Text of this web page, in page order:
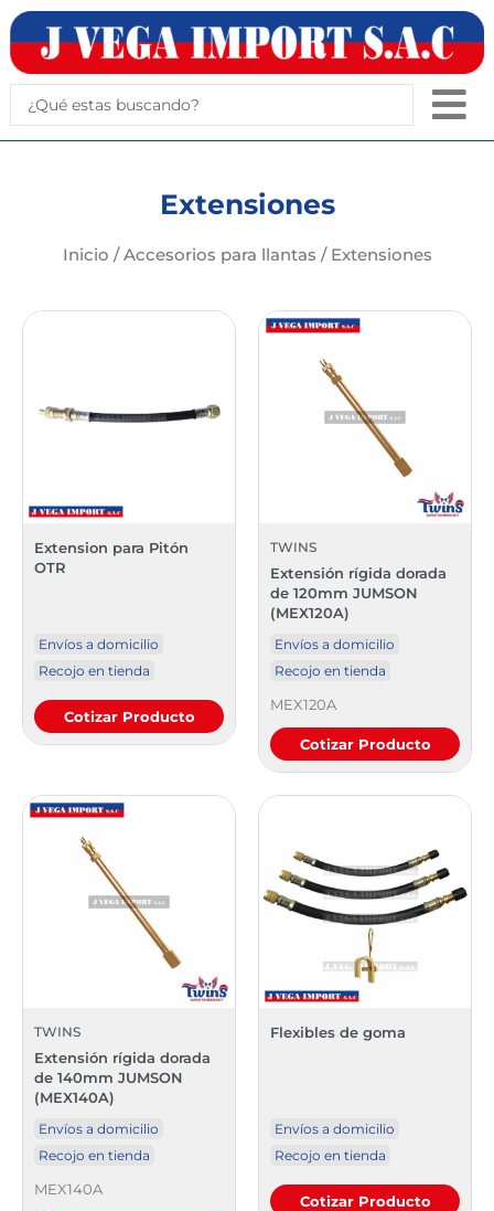
al
contenido
Extensiones
Inicio /Accesorios para llantas / Extensiones
Extension para Pitón
OTR
Envíos a domicilio
Recojo en tienda
Cotizar Producto
TWINS
Extensión rígida dorada
de 120mm JUMSON
(MEX120A)
Envíos a domicilio
Recojo en tienda
MEX120A
Cotizar Producto
TWINS
Extensión rígida dorada
de 140mm JUMSON
(MEX140A)
Envíos a domicilio
Recojo en tienda
MEX140A
Flexibles de goma
Envíos a domicilio
Recojo en tienda
Cotizar Producto